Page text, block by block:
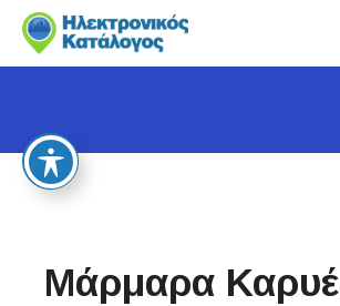
i
Μάρμαρα